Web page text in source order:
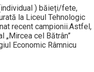
) băieți/fete,
la Liceul Tehnologic
recent campionii.Astfel,
„Mircea cel Bătrân”
Economic Râmnicu